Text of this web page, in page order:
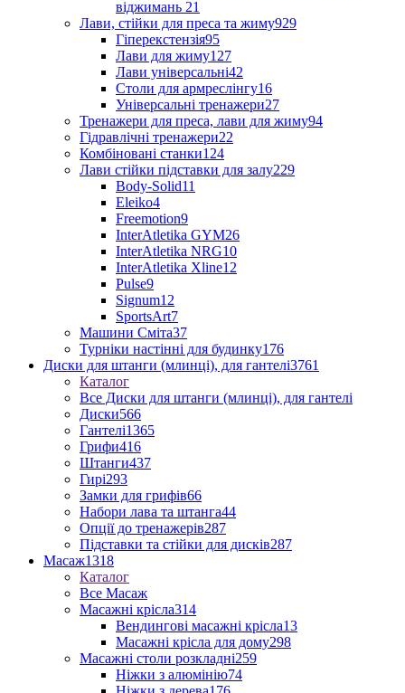
віджимань 21
Лави, стійки для преса та жиму929
Гіперекстензія95
Лави для жиму127
Лави універсальні42
Столи для армреслінгу16
Універсальні тренажери27
Тренажери для преса, лави для жиму94
Гідравлічні тренажери22
Комбіновані станки124
Лави стійки підставки для залу229
Body-Solid11
Eleiko4
Freemotion9
InterAtletika GYM26
InterAtletika NRG10
InterAtletika Xline12
Pulse9
Signum12
SportsArt7
Машини Сміта37
Турніки настінні для будинку176
Диски для штанги (млинці), для гантелі3761
Каталог
Все Диски для штанги (млинці), для гантелі
Диски566
Гантелі1365
Грифи416
Штанги437
Гирі293
Замки для грифів66
Набори лава та штанга44
Опції до тренажерів287
Підставки та стійки для дисків287
Масаж1318
Каталог
Все Масаж
Масажні крісла314
Вендингові масажні крісла13
Масажні крісла для дому298
Масажні столи розкладні259
Ніжки з алюмінію74